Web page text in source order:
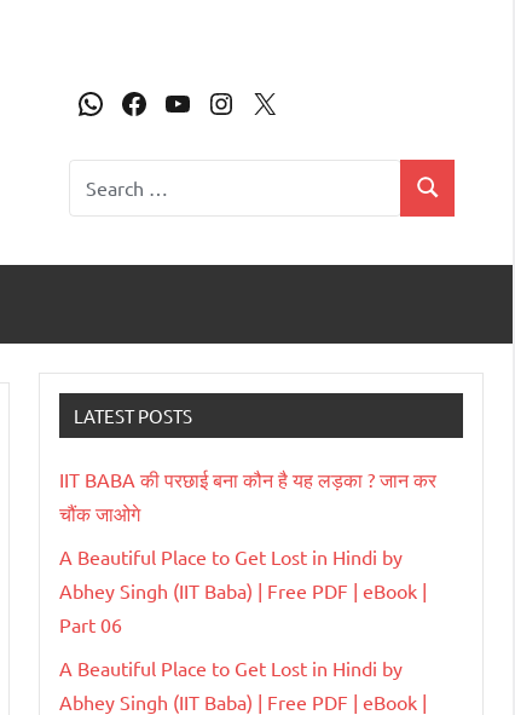
LATEST POSTS
IIT BABA की परछाई बना कौन है यह लड़का ? जान कर
चौंक जाओगे
A Beautiful Place to Get Lost in Hindi by
Abhey Singh (IIT Baba) | Free PDF | eBook |
Part 06
A Beautiful Place to Get Lost in Hindi by
Abhey Singh (IIT Baba) | Free PDF | eBook |